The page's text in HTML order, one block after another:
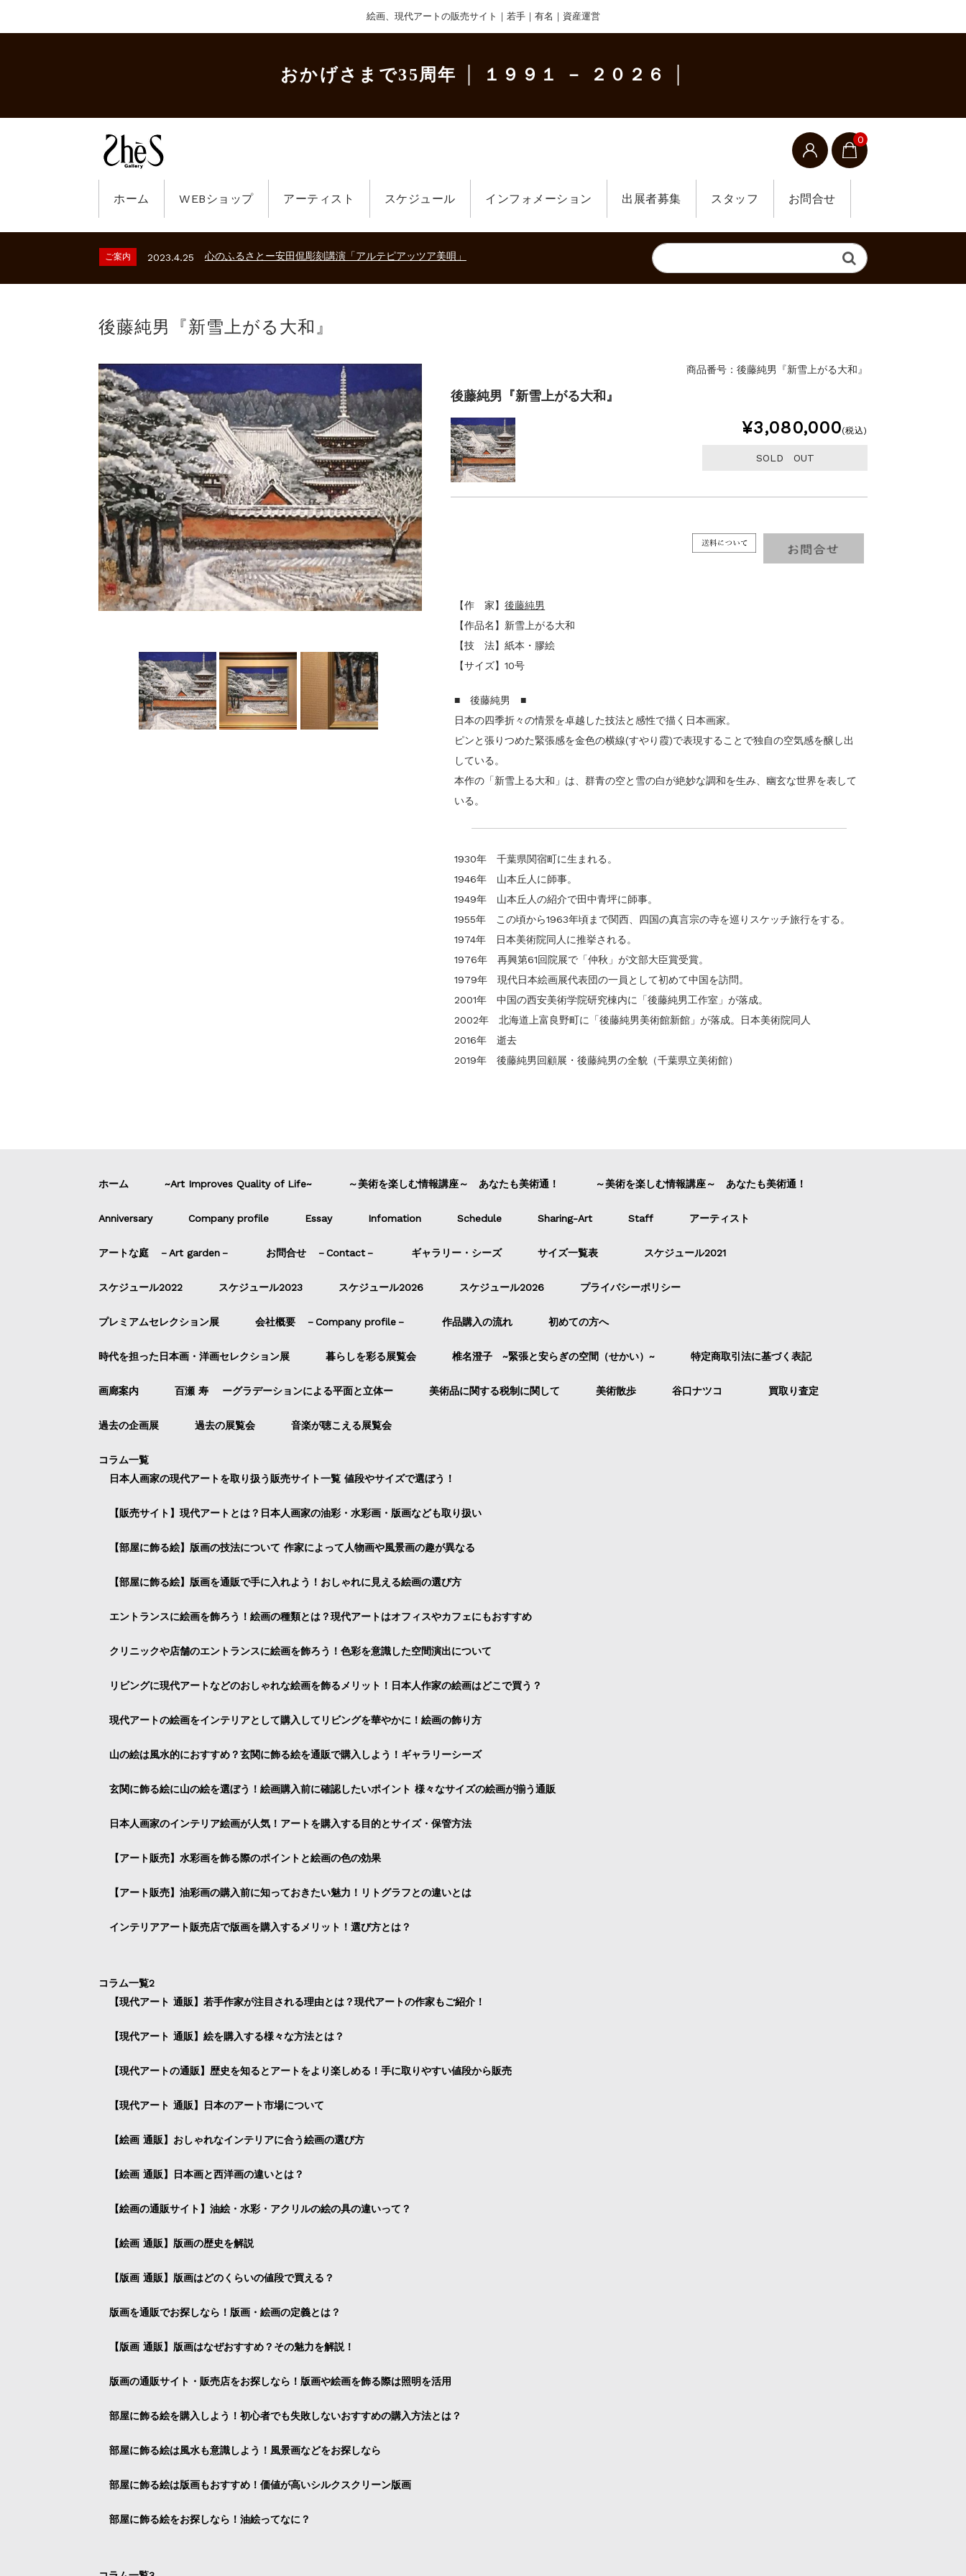
絵画、現代アートの販売サイト｜若手｜有名｜資産運営
おかげさまで35周年 │ １９９１ － ２０２６ │
0
ホーム WEBショップ アーティスト スケジュール インフォメーション 出展者募集 スタッフ お問合せ
ご案内 2023.2.25 ギャラリーシーズ「秋の美術散歩 京都・大阪 ～二都物語～」
2026.2.17 砂澤ビッキ展 －砂澤ビッキの生きた時代－
ご案内 2023.2.25 ギャラリーシーズ「秋の美術散歩 京都・大阪 ～二都物語～」
ご案内 2023.2.25 ギャラリーシーズ「秋の美術散歩 京都・大阪 ～二都物語～」
後藤純男『新雪上がる大和』
商品番号：後藤純男『新雪上がる大和』
後藤純男『新雪上がる大和』
¥3,080,000(税込)
SOLD OUT
【作 家】後藤純男
【作品名】新雪上がる大和
【技 法】紙本・膠絵
【サイズ】10号
■ 後藤純男 ■
日本の四季折々の情景を卓越した技法と感性で描く日本画家。
ピンと張りつめた緊張感を金色の横線(すやり霞)で表現することで独自の空気感を醸し出
している。
本作の「新雪上る大和」は、群青の空と雪の白が絶妙な調和を生み、幽玄な世界を表して
いる。
1930年 千葉県関宿町に生まれる。
1946年 山本丘人に師事。
1949年 山本丘人の紹介で田中青坪に師事。
1955年 この頃から1963年頃まで関西、四国の真言宗の寺を巡りスケッチ旅行をする。
1974年 日本美術院同人に推挙される。
1976年 再興第61回院展で「仲秋」が文部大臣賞受賞。
1979年 現代日本絵画展代表団の一員として初めて中国を訪問。
2001年 中国の西安美術学院研究棟内に「後藤純男工作室」が落成。
2002年 北海道上富良野町に「後藤純男美術館新館」が落成。日本美術院同人
2016年 逝去
2019年 後藤純男回顧展・後藤純男の全貌（千葉県立美術館）
ホーム ~Art Improves Quality of Life~ ～美術を楽しむ情報講座～ あなたも美術通！ ～美術を楽しむ情報講座～ あなたも美術通！
Anniversary Company profile Essay Infomation Schedule Sharing-Art Staff アーティスト
アートな庭 －Art garden－ お問合せ －Contact－ ギャラリー・シーズ サイズ一覧表 スケジュール2021
スケジュール2022 スケジュール2023 スケジュール2026 スケジュール2026 プライバシーポリシー
プレミアムセレクション展 会社概要 －Company profile－ 作品購入の流れ 初めての方へ
時代を担った日本画・洋画セレクション展 暮らしを彩る展覧会 椎名澄子 ~緊張と安らぎの空間（せかい）~ 特定商取引法に基づく表記
画廊案内 百瀬 寿 ーグラデーションによる平面と立体ー 美術品に関する税制に関して 美術散歩 谷口ナツコ 買取り査定
過去の企画展 過去の展覧会 音楽が聴こえる展覧会
コラム一覧
日本人画家の現代アートを取り扱う販売サイト一覧 値段やサイズで選ぼう！
【販売サイト】現代アートとは？日本人画家の油彩・水彩画・版画なども取り扱い
【部屋に飾る絵】版画の技法について 作家によって人物画や風景画の趣が異なる
【部屋に飾る絵】版画を通販で手に入れよう！おしゃれに見える絵画の選び方
エントランスに絵画を飾ろう！絵画の種類とは？現代アートはオフィスやカフェにもおすすめ
クリニックや店舗のエントランスに絵画を飾ろう！色彩を意識した空間演出について
リビングに現代アートなどのおしゃれな絵画を飾るメリット！日本人作家の絵画はどこで買う？
現代アートの絵画をインテリアとして購入してリビングを華やかに！絵画の飾り方
山の絵は風水的におすすめ？玄関に飾る絵を通販で購入しよう！ギャラリーシーズ
玄関に飾る絵に山の絵を選ぼう！絵画購入前に確認したいポイント 様々なサイズの絵画が揃う通販
日本人画家のインテリア絵画が人気！アートを購入する目的とサイズ・保管方法
【アート販売】水彩画を飾る際のポイントと絵画の色の効果
【アート販売】油彩画の購入前に知っておきたい魅力！リトグラフとの違いとは
インテリアアート販売店で版画を購入するメリット！選び方とは？
コラム一覧2
【現代アート 通販】若手作家が注目される理由とは？現代アートの作家もご紹介！
【現代アート 通販】絵を購入する様々な方法とは？
【現代アートの通販】歴史を知るとアートをより楽しめる！手に取りやすい値段から販売
【現代アート 通販】日本のアート市場について
【絵画 通販】おしゃれなインテリアに合う絵画の選び方
【絵画 通販】日本画と西洋画の違いとは？
【絵画の通販サイト】油絵・水彩・アクリルの絵の具の違いって？
【絵画 通販】版画の歴史を解説
【版画 通販】版画はどのくらいの値段で買える？
版画を通販でお探しなら！版画・絵画の定義とは？
【版画 通販】版画はなぜおすすめ？その魅力を解説！
版画の通販サイト・販売店をお探しなら！版画や絵画を飾る際は照明を活用
部屋に飾る絵を購入しよう！初心者でも失敗しないおすすめの購入方法とは？
部屋に飾る絵は風水も意識しよう！風景画などをお探しなら
部屋に飾る絵は版画もおすすめ！価値が高いシルクスクリーン版画
部屋に飾る絵をお探しなら！油絵ってなに？